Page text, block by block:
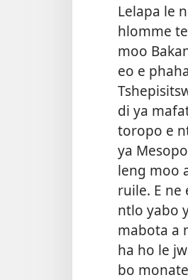
Lelapa le
hlomme
moo
eo e
di ya
toropo e
ya
leng moo
ruile. E ne
ntlo yabo
mabota a
ha ho le
bo